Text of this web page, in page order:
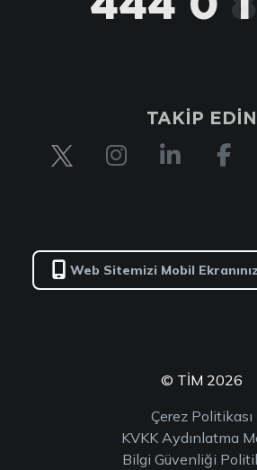
TAKİP EDİN
Web Sitemizi Mobil
© TİM 2026
Çerez Politikası
KVKK Aydınlatma
Bilgi Güvenliği